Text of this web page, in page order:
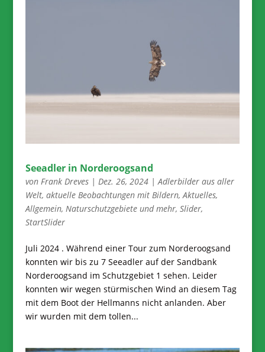
Seeadler in Norderoogsand
von Frank Dreves| Dez. 26, 2024|Adlerbilder aus aller
Welt, aktuelle Beobachtungen mit Bildern,Aktuelles,
Allgemein, Naturschutzgebiete und mehr, Slider,
StartSlider
Juli 2024 . Während einer Tour zum Norderoogsand
konnten wir bis zu 7 Seeadler auf der Sandbank
Norderoogsand im Schutzgebiet 1 sehen. Leider
konnten wir wegen stürmischen Wind an diesem Tag
mit dem Boot der Hellmanns nicht anlanden. Aber
wir wurden mit dem tollen...